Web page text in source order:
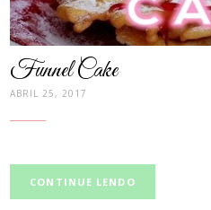
Funnel Cake
ABRIL 25, 2017
CONTINUE LENDO